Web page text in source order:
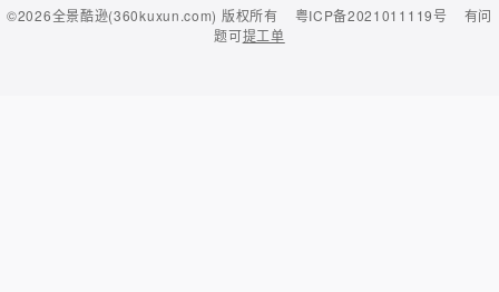
©2026全景酷逊(360kuxun.com) 版权所有 粤ICP备2021011119号
有问
题可提工单